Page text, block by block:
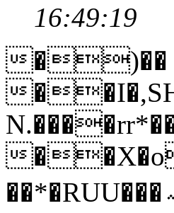
16:49:19
�)��
��*�RUU���؞d���;k'���8�CǗ+p��T-